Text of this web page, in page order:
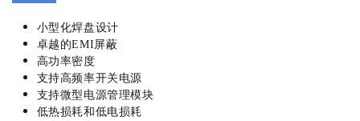
小型化焊盘设计
卓越的EMI屏蔽
高功率密度
支持高频率开关电源
支持微型电源管理模块
低热损耗和低电损耗